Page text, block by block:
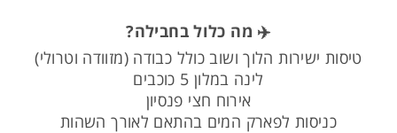
✈️ מה כלול בחבילה?
טיסות ישירות הלוך ושוב כולל כבודה (מזוודה וטרולי)
לינה במלון 5 כוכבים
אירוח חצי פנסיון
כניסות לפארק המים בהתאם לאורך השהות